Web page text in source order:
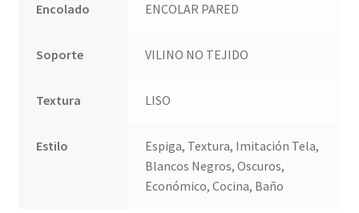
Encolado ENCOLAR PARED
Soporte VILINO NO TEJIDO
Textura LISO
Estilo
Espiga, Textura, Imitación Tela,
Blancos Negros, Oscuros,
Económico, Cocina, Baño